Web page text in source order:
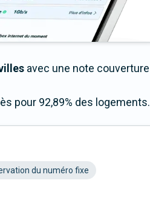
avec une note couverture
pour 92,89% des logements.
du numéro fixe